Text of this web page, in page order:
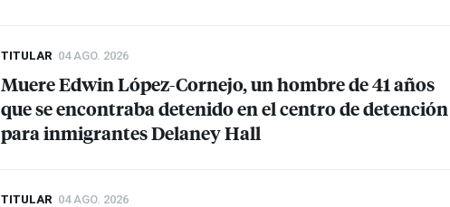
TITULAR 04 AGO. 2026
Muere Edwin López-Cornejo, un hombre de 41 años
que se encontraba detenido en el centro de detención
para inmigrantes Delaney Hall
TITULAR 04 AGO. 2026